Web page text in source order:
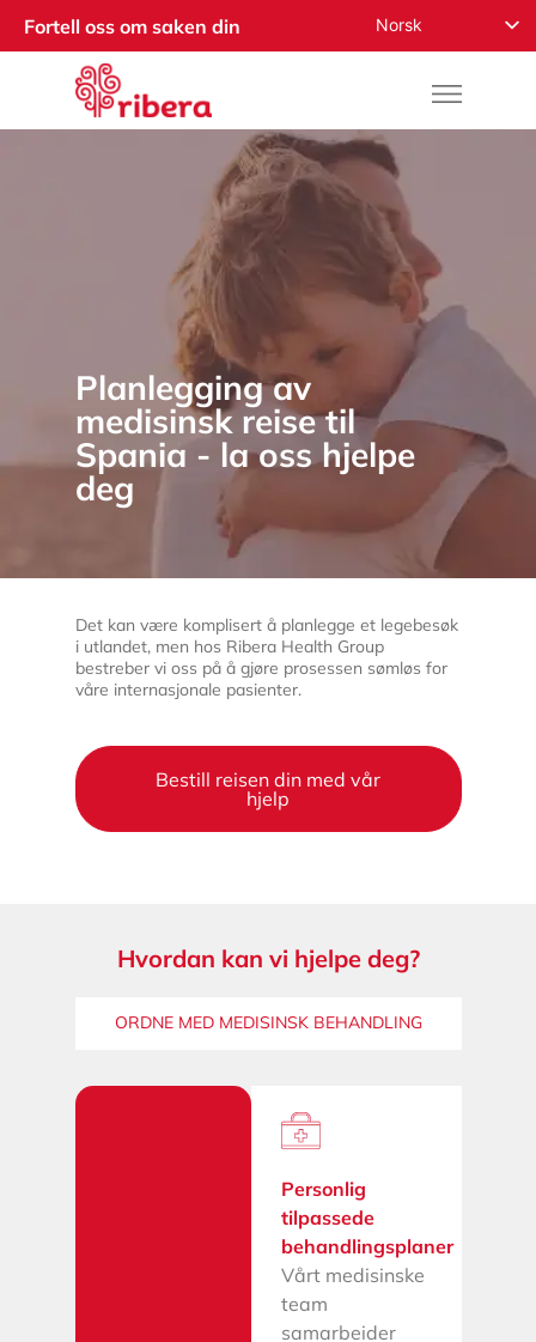
Fortell oss om saken din Norsk
Español
Deutsch
Nederlands
Planlegging av
medisinsk reise til
Spania - la oss hjelpe
deg
Det kan være komplisert å planlegge et legebesøk
i utlandet, men hos Ribera Health Group
bestreber vi oss på å gjøre prosessen sømløs for
våre internasjonale pasienter.
Bestill reisen din med vår
hjelp
Hvordan kan vi hjelpe deg?
ORDNE MED MEDISINSK BEHANDLING
Personlig
tilpassede
behandlingsplaner
Vårt medisinske
team
samarbeider